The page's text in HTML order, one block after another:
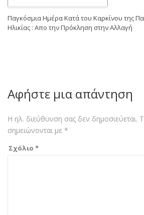
Παγκόσμια Ημέρα Κατά του Καρκίνου της
Ηλικίας : Απο την Πρόκληση στην Αλλαγή
Αφήστε μια απάντηση
Η ηλ. διεύθυνση σας δεν δημοσιεύεται.
σημειώνονται με *
Σχόλιο *